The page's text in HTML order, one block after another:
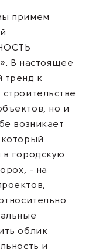
примем
В настоящее
тренд к
но и
возникает
в городскую
- на
облик
и